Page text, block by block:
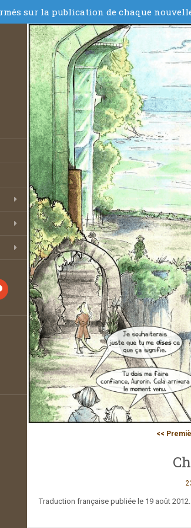
<<
Traduction française publiée le 19 août